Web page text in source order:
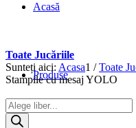
Acasă
Produse
Toate Jucăriile
Sunteți aici: Acasa1 / Toate
Stampile cu mesaj YOLO
Products
search